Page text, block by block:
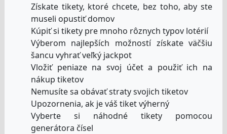
Získate tikety, ktoré chcete, bez toho, aby ste
museli opustiť domov
Kúpiť si tikety pre mnoho rôznych typov lotérií
Výberom najlepších možností získate väčšiu
šancu vyhrať veľký jackpot
Vložiť peniaze na svoj účet a použiť ich na
nákup tiketov
Nemusíte sa obávať straty svojich tiketov
Upozornenia, ak je váš tiket výherný
Vyberte si náhodné tikety pomocou
generátora čísel